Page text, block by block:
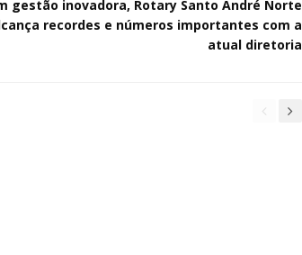
gestão inovadora, Rotary Santo André Norte
recordes e números importantes com a
atual diretoria